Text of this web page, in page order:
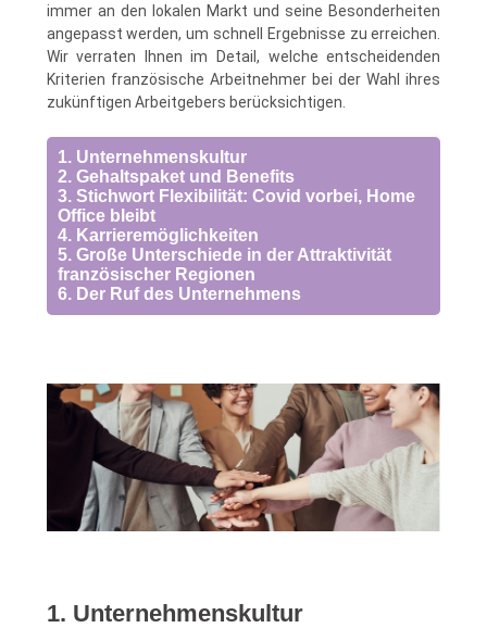
immer an den lokalen Markt und seine Besonderheiten
angepasst werden, um schnell Ergebnisse zu erreichen.
Wir verraten Ihnen im Detail, welche entscheidenden
Kriterien französische Arbeitnehmer bei der Wahl ihres
zukünftigen Arbeitgebers berücksichtigen.
1. Unternehmenskultur
2. Gehaltspaket und Benefits
3. Stichwort Flexibilität: Covid vorbei, Home
Office bleibt
4. Karrieremöglichkeiten
5. Große Unterschiede in der Attraktivität
französischer Regionen
6. Der Ruf des Unternehmens
1. Unternehmenskultur